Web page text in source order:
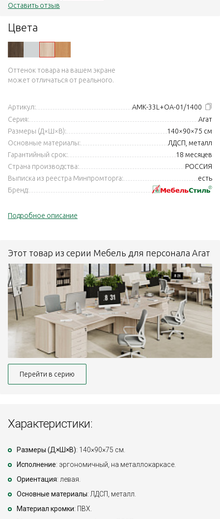
Цвета
Оттенок товара на вашем экране
может отличаться от реального.
Артикул:
АМК-33L+ОА-01/1400
Серия:
Агат
Размеры (Д×Ш×В):
140×90×75 см
Основные материалы:
ЛДСП, металл
Гарантийный срок:
18 месяцев
Страна производства:
РОССИЯ
Выписка из реестра Минпромторга:
есть
Бренд:
Подробное описание
Оставить отзыв
Этот товар из серии Мебель для персонала Агат
Перейти в серию
Характеристики:
Размеры (Д×Ш×В): 140×90×75 см.
Исполнение: эргономичный, на металлокаркасе.
Ориентация: левая.
Основные материалы: ЛДСП, металл.
Материал кромки: ПВХ.